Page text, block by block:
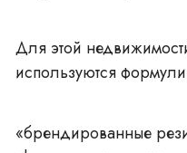
Для этой
используются
«брендированные